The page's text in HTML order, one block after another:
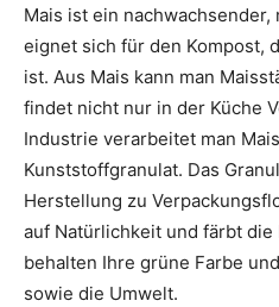
Mais ist ein
eignet sich für den Kompost,
ist. Aus Mais kann man
findet nicht nur in der Küche
Industrie verarbeitet man
Kunststoffgranulat. Das
Herstellung zu
auf Natürlichkeit und färbt
behalten Ihre grüne Farbe
sowie die Umwelt.